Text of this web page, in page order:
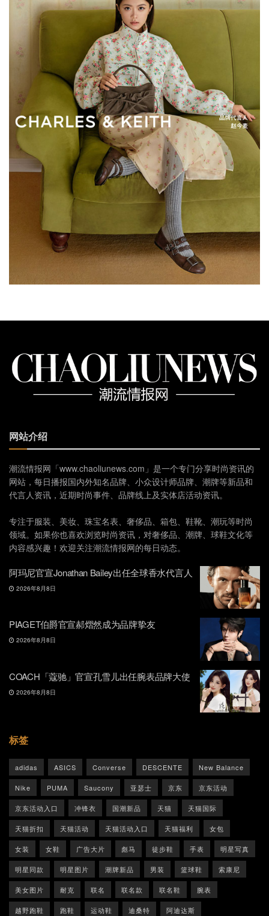
网站介绍
潮流情报网「www.chaoliunews.com」是一个专门分享时尚资讯的
网站，每日播报国内外知名品牌、小众设计师品牌、潮牌等新品和
代言人资讯，近期时尚事件、品牌线上及实体店活动资讯。
专注于服装、美妆、珠宝名表、奢侈品、箱包、鞋靴、潮玩等时尚
领域。如果你也喜欢浏览时尚资讯，对奢侈品、潮牌、球鞋文化等
内容感兴趣！欢迎关注潮流情报网的每日动态。
阿玛尼官宣Jonathan Bailey出任全球香水代言人
2026年8月8日
PIAGET伯爵官宣郝熠然成为品牌挚友
2026年8月8日
COACH「蔻驰」官宣孔雪儿出任腕表品牌大使
2026年8月8日
标签
adidas ASICS Converse DESCENTE New Balance
Nike PUMA Saucony 亚瑟士 京东 京东活动
京东活动入口 冲锋衣 国潮新品 天猫 天猫国际
天猫折扣 天猫活动 天猫活动入口 天猫福利 女包
女装 女鞋 广告大片 彪马 徒步鞋 手表 明星写真
明星同款 明星图片 潮牌新品 男装 篮球鞋 索康尼
美女图片 耐克 联名 联名款 联名鞋 腕表
越野跑鞋 跑鞋 运动鞋 迪桑特 阿迪达斯